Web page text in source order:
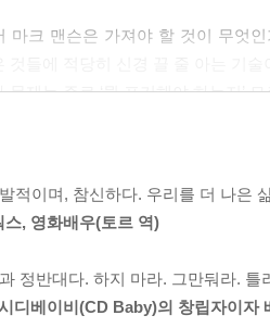
험’을 책임지며 살아간다. 그것이
. 몽땅. 지금껏 살아오며 나 자신,
새로운 것을 알게 될 때 틀린 것에
면서 오판에 오판을 거듭했다. 그
마크 맨슨은 가져야 할 것이 무엇
문제는 주로 ‘뭘 포기해야 하는지’
을 끈다는 것은 어떤 의미일까?
것과 그렇지 않은 것을 구별해낼
의 기술인 셈이다.
무엇인지, 행복이 어디에 있는지 도
문제적인 작가가 작정하고 던지는
적이며, 참신하다. 우리를 더 나은
스, 영화배우(토르 역)
정반대다. 하지 마라. 그만둬라.
디베이비(CD Baby)의 창립자이자